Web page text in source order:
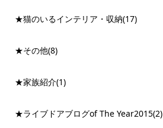
★猫のいるインテリア・収納(17)
★その他(8)
★家族紹介(1)
★ライブドアブログof The Year2015(2)